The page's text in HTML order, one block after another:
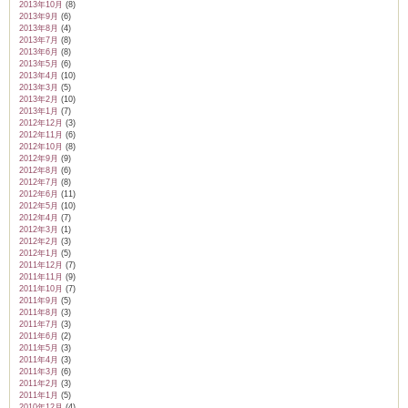
2013年10月 (8)
2013年9月 (6)
2013年8月 (4)
2013年7月 (8)
2013年6月 (8)
2013年5月 (6)
2013年4月 (10)
2013年3月 (5)
2013年2月 (10)
2013年1月 (7)
2012年12月 (3)
2012年11月 (6)
2012年10月 (8)
2012年9月 (9)
2012年8月 (6)
2012年7月 (8)
2012年6月 (11)
2012年5月 (10)
2012年4月 (7)
2012年3月 (1)
2012年2月 (3)
2012年1月 (5)
2011年12月 (7)
2011年11月 (9)
2011年10月 (7)
2011年9月 (5)
2011年8月 (3)
2011年7月 (3)
2011年6月 (2)
2011年5月 (3)
2011年4月 (3)
2011年3月 (6)
2011年2月 (3)
2011年1月 (5)